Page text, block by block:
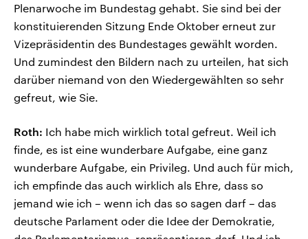
Plenarwoche im Bundestag gehabt. Sie sind bei der
konstituierenden Sitzung Ende Oktober erneut zur
Vizepräsidentin des Bundestages gewählt worden.
Und zumindest den Bildern nach zu urteilen, hat sich
darüber niemand von den Wiedergewählten so sehr
gefreut, wie Sie.
Roth: Ich habe mich wirklich total gefreut. Weil ich
finde, es ist eine wunderbare Aufgabe, eine ganz
wunderbare Aufgabe, ein Privileg. Und auch für mich,
ich empfinde das auch wirklich als Ehre, dass so
jemand wie ich – wenn ich das so sagen darf – das
deutsche Parlament oder die Idee der Demokratie,